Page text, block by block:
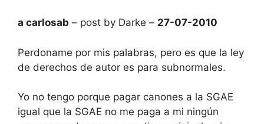
a carlosab – post by Darke – 27-07-2010
Perdoname por mis palabras, pero es que la ley
de derechos de autor es para subnormales.
Yo no tengo porque pagar canones a la SGAE
igual que la SGAE no me paga a mi ningún